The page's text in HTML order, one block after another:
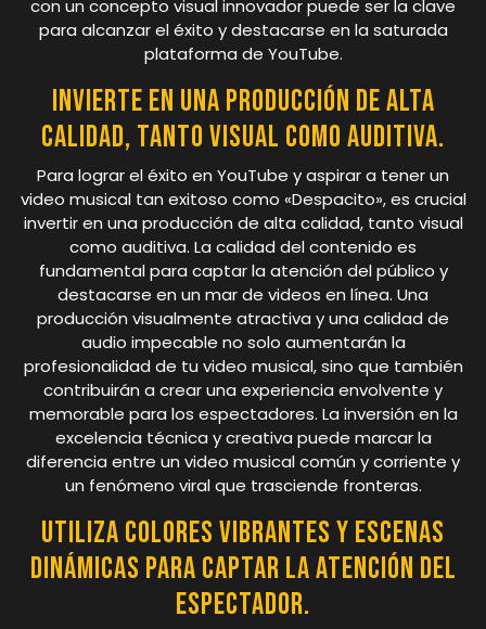
con un concepto visual innovador puede ser la clave
para alcanzar el éxito y destacarse en la saturada
plataforma de YouTube.
Invierte en una producción de alta
calidad, tanto visual como auditiva.
Para lograr el éxito en YouTube y aspirar a tener un
video musical tan exitoso como «Despacito», es crucial
invertir en una producción de alta calidad, tanto visual
como auditiva. La calidad del contenido es
fundamental para captar la atención del público y
destacarse en un mar de videos en línea. Una
producción visualmente atractiva y una calidad de
audio impecable no solo aumentarán la
profesionalidad de tu video musical, sino que también
contribuirán a crear una experiencia envolvente y
memorable para los espectadores. La inversión en la
excelencia técnica y creativa puede marcar la
diferencia entre un video musical común y corriente y
un fenómeno viral que trasciende fronteras.
Utiliza colores vibrantes y escenas
dinámicas para captar la atención del
espectador.